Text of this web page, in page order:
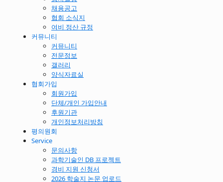
채용공고
협회 소식지
여비 정산 규정
커뮤니티
커뮤니티
전문정보
갤러리
양식자료실
협회가입
회원가입
단체/개인 가입안내
후원기관
개인정보처리방침
평의원회
Service
문의사항
과학기술인 DB 프로젝트
경비 지원 신청서
2026 학술지 논문 업로드